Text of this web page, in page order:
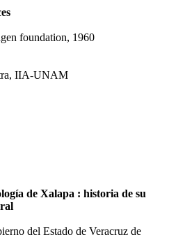
foundation, 1960
IIA-UNAM
de Xalapa : historia de su
del Estado de Veracruz de